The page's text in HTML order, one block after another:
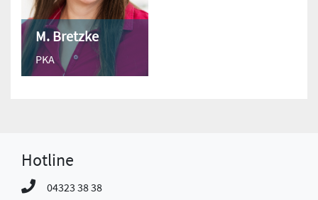
M. Bretzke
PKA
Hotline
04323 38 38